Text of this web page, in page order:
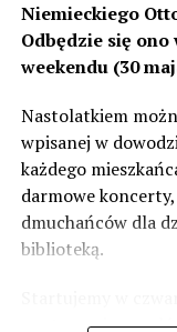
wówczas ekrany
– Jeżeli wyjdzie na
zabezpieczeń.
norm
zrobić. Tam są
zaznacza.
Foto: Wojciech
59641 odsłon
Niemieckiego
Odbędzie się
weekendu (30
Nastolatkiem
wpisanej w
każdego
darmowe
dmuchańców dla
biblioteką.
występami